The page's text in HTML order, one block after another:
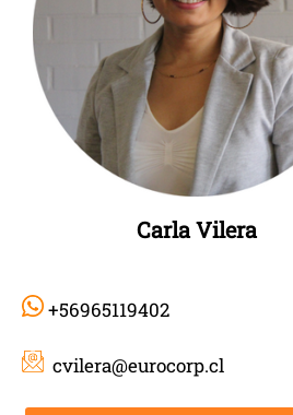
Carla Vilera
+56965119402
cvilera@eurocorp.cl